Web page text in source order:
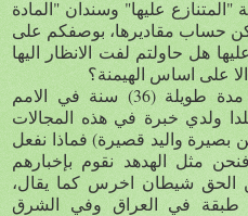
عليها" وسندان "المادة
يمكن حساب مقاديرها، بوصفكم على
هل حاولتم لفت الانظار اليها
على اساس الهيمنة؟
- بحكم عملي وخبرتي وعملي مدة طويلة (36) سنة في الامم
وعملي في حوالي 32 بلدا ولدي خبرة في هذه المجالات
بصيرة واليد قصيرة) فماذا نفعل
مثل الهدهد نقوم بإخبارهم
الحق شيطان اخرس كما يقال،
طبقة في العراق وفي الشرق